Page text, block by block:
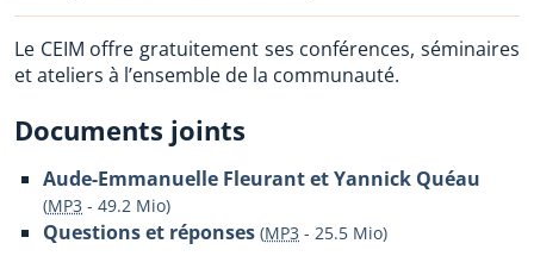
Le CEIM offre gratuitement ses conférences, séminaires
et ateliers à l’ensemble de la communauté.
Documents joints
Aude-Emmanuelle Fleurant et Yannick Quéau
(MP3 - 49.2 Mio)
Questions et réponses (MP3 - 25.5 Mio)